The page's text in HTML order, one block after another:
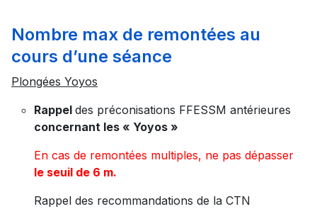
Nombre max de remontées au
cours d’une séance
Plongées Yoyos
Rappel des préconisations FFESSM antérieures
concernant les « Yoyos »
En cas de remontées multiples, ne pas dépasser
le seuil de 6 m.
Rappel des recommandations de la CTN